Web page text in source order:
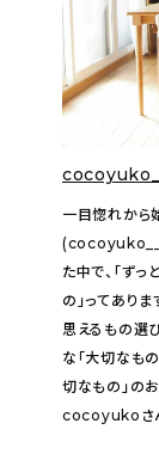
一目惚れから
た中で、「ず
の」ってありま
思えるもの選
な「大切なも
切なもの」の
cocoyukoさん